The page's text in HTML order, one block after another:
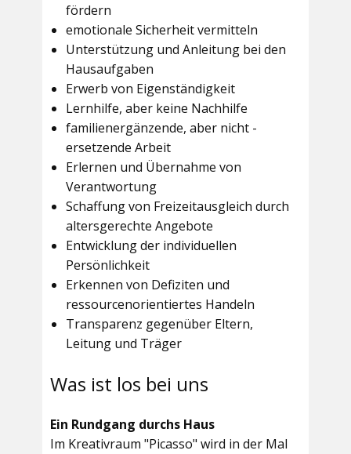
fördern
emotionale Sicherheit vermitteln
Unterstützung und Anleitung bei den
Hausaufgaben
Erwerb von Eigenständigkeit
Lernhilfe, aber keine Nachhilfe
familienergänzende, aber nicht -
ersetzende Arbeit
Erlernen und Übernahme von
Verantwortung
Schaffung von Freizeitausgleich durch
altersgerechte Angebote
Entwicklung der individuellen
Persönlichkeit
Erkennen von Defiziten und
ressourcenorientiertes Handeln
Transparenz gegenüber Eltern,
Leitung und Träger
Was ist los bei uns
Ein Rundgang durchs Haus
Im Kreativraum "Picasso" wird in der Mal